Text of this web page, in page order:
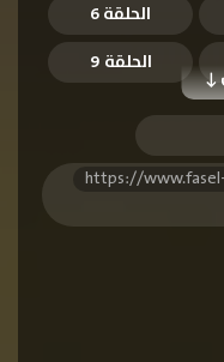
الحلقة 6
الحلقة 9
https://